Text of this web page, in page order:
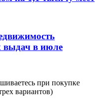
выдач в июле
при покупке
вариантов)